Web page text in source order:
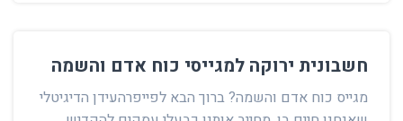
חשבונית ירוקה למגייסי כוח אדם והשמה
מגייס כוח אדם והשמה? ברוך הבא לפייפרהעידן הדיגיטלי